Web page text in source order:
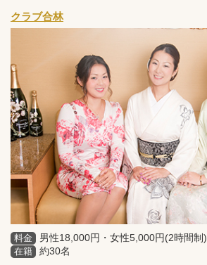
クラブ合林
料金 男性18,000円・女性5,000円(2時間制)
在籍 約30名